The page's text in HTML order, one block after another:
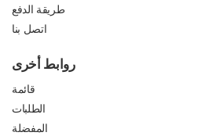
طريقة الدفع
اتصل بنا
روابط أخرى
قائمة
الطلبات
المفضلة